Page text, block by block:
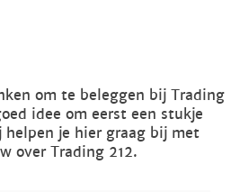
om te beleggen bij Trading
idee om eerst een stukje
helpen je hier graag bij met
over Trading 212.